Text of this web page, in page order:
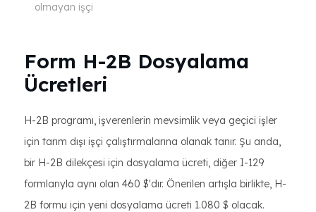
olmayan işçi
Form H-2B Dosyalama
Ücretleri
H-2B programı, işverenlerin mevsimlik veya geçici işler
için tarım dışı işçi çalıştırmalarına olanak tanır. Şu anda,
bir H-2B dilekçesi için dosyalama ücreti, diğer I-129
formlarıyla aynı olan 460 $'dır. Önerilen artışla birlikte, H-
2B formu için yeni dosyalama ücreti 1.080 $ olacak.